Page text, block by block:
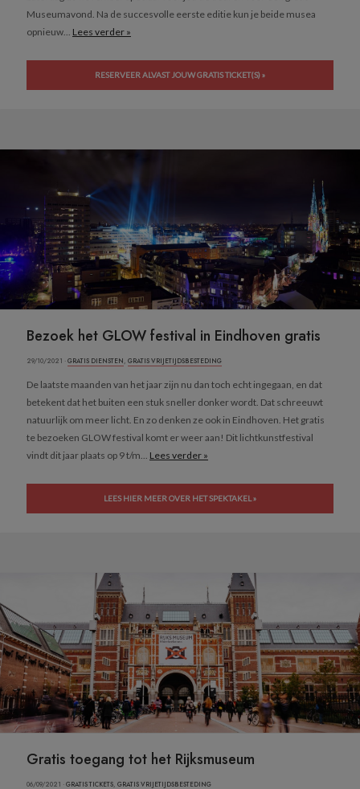
Museumavond. Na de succesvolle eerste editie kun je beide musea
opnieuw... Lees verder »
RESERVEER ALVAST JOUW GRATIS TICKET(S) »
Bezoek het GLOW festival in Eindhoven gratis
29/10/2021 ·GRATIS DIENSTEN, GRATIS VRIJETIJDSBESTEDING
De laatste maanden van het jaar zijn nu dan toch echt ingegaan, en dat
betekent dat het buiten een stuk sneller donker wordt. Dat schreeuwt
natuurlijk om meer licht. En zo denken ze ook in Eindhoven. Het gratis
te bezoeken GLOW festival komt er weer aan! Dit lichtkunstfestival
vindt dit jaar plaats op 9 t/m... Lees verder »
LEES HIER MEER OVER HET SPEKTAKEL »
Gratis toegang tot het Rijksmuseum
06/09/2021 ·GRATIS TICKETS, GRATIS VRIJETIJDSBESTEDING